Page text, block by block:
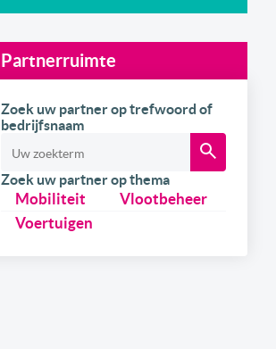
Partnerruimte
Zoek uw partner op trefwoord of
bedrijfsnaam
Zoek uw partner op thema
Mobiliteit
Vlootbeheer
Voertuigen